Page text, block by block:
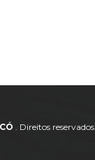
. Direitos reservados.